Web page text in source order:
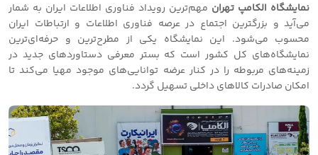
نمایشگاه الکامپ تهران مهم‌ترین رویداد فناوری اطلاعات ایران به شمار
می‌آید و بزرگترین اجتماع در عرصه فناوری اطلاعات و ارتباطات ایران
محسوب می‌شود. این نمایشگاه یکی از مطرح‌ترین و حرفه‌ای‌ترین
نمایشگاه‌های کل کشور است که بستر معرفی دستاوردهای جدید در
زمینه‌های مربوطه را در کنار عرضه توانایی‌های موجود مهیا می‌کند تا
امکان صادرات کالاهای داخلی تسهیل گردد.